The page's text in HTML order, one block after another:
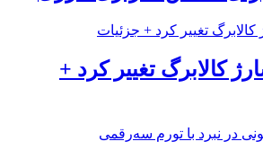
کالابرگ تغییر کرد +